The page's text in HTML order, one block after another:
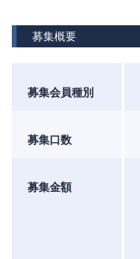
募集概要
募集会員種別
募集口数
募集金額